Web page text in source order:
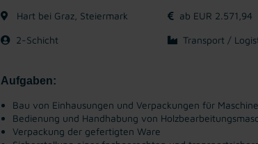
Hart bei Graz, Steiermark ab EUR 2.571,94
2-Schicht Transport /
Aufgaben:
Bau von Einhausungen und Verpackungen für
Bedienung und Handhabung von
Verpackung der gefertigten Ware